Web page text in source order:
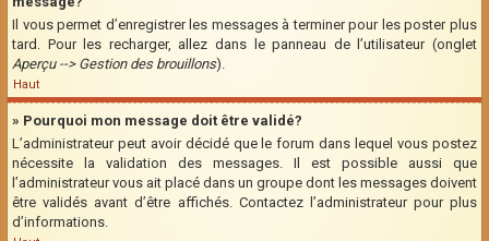
Il vous permet d’enregistrer les messages à terminer pour les poster plus
tard. Pour les recharger, allez dans le panneau de l’utilisateur (onglet
Aperçu --> Gestion des brouillons).
Haut
» Pourquoi mon message doit être validé?
L’administrateur peut avoir décidé que le forum dans lequel vous postez
nécessite la validation des messages. Il est possible aussi que
l’administrateur vous ait placé dans un groupe dont les messages doivent
être validés avant d’être affichés. Contactez l’administrateur pour plus
d’informations.